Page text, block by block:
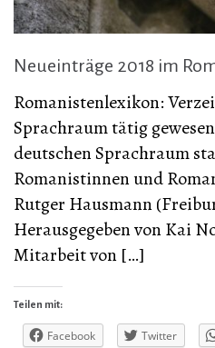
Neueinträge 2018 im
Romanistenlexikon:
Sprachraum tätig
deutschen Sprachraum
Romanistinnen und
Rutger Hausmann
Herausgegeben von Kai
Mitarbeit von […]
Teilen mit:
Facebook Twitter